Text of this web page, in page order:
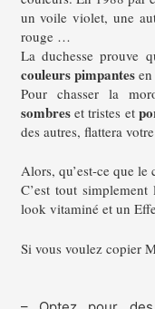
un voile violet, une
rouge …
La duchesse prouve
couleurs pimpantesen
Pour chasser la
sombreset tristes et
des autres, flattera
Alors, qu’est-ce que
C’est tout
look vitaminé et un
Si vous voulez copier